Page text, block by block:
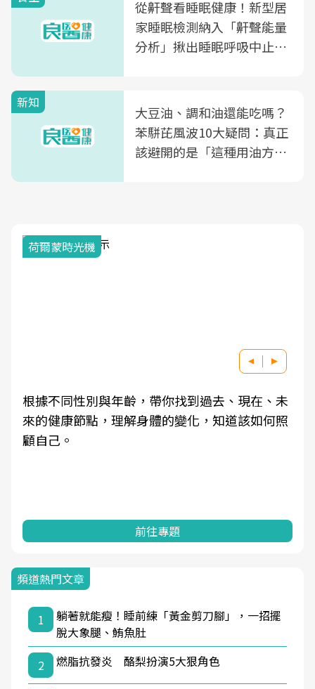
從鼾聲看睡眠健康！新型居
家睡眠檢測納入「鼾聲能量
分析」揪出睡眠呼吸中止症
新知
大豆油、調和油還能吃嗎？
苯駢芘風波10大疑問：真正
該避開的是「這種用油方
荷爾蒙時光機
根據不同性別與年齡，帶你找到過去、現在、未
來的健康節點，理解身體的變化，知道該如何照
顧自己。
前往專題
頻道熱門文章
1
躺著就能瘦！睡前練「黃金剪刀腳」，一招擺
脫大象腿、鮪魚肚
2
燃脂抗發炎 酪梨扮演5大狠角色